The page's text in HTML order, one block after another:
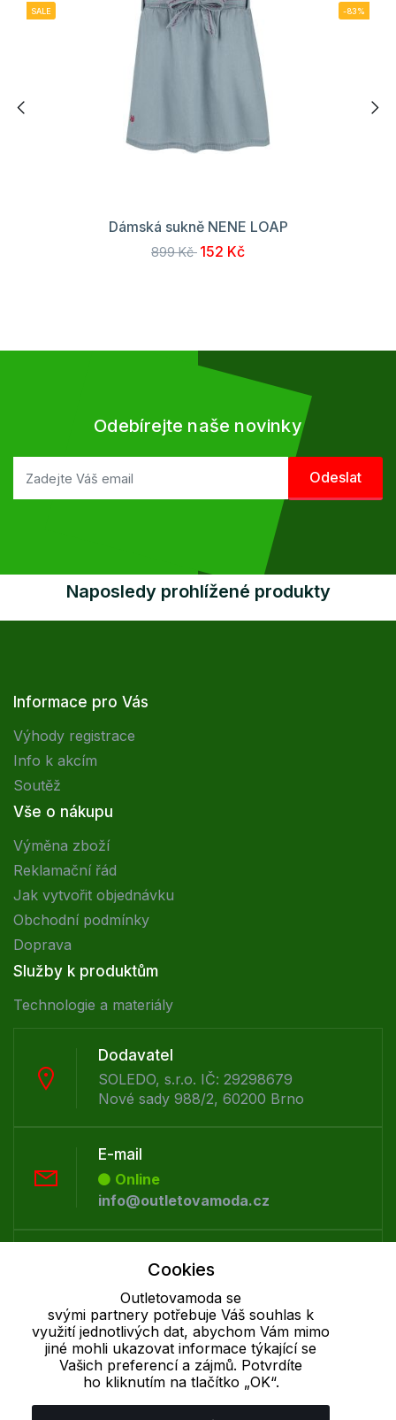
SALE -83%
Dámská sukně NENE LOAP
899 Kč 152 Kč
Odebírejte naše novinky
Naposledy prohlížené produkty
Informace pro Vás
Výhody registrace
Info k akcím
Soutěž
Vše o nákupu
Výměna zboží
Reklamační řád
Jak vytvořit objednávku
Obchodní podmínky
Doprava
Služby k produktům
Technologie a materiály
Dodavatel
SOLEDO, s.r.o. IČ: 29298679
Nové sady 988/2, 60200 Brno
E-mail
Online
info@outletovamoda.cz
Offline
+420 530 334 926
Cookie - podrobné nastavení|Další informace|Ochrana osobních
Cookies
Outletovamoda se
svými partnery potřebuje Váš souhlas k
využití jednotlivých dat, abychom Vám mimo
jiné mohli ukazovat informace týkající se
Vašich preferencí a zájmů. Potvrdíte
ho kliknutím na tlačítko „OK“.